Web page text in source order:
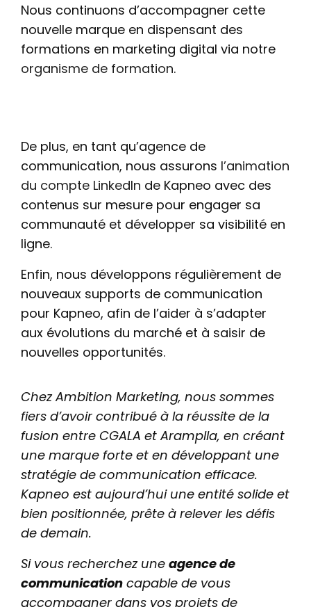
Nous continuons d’accompagner cette
nouvelle marque en dispensant des
formations en marketing digital via notre
organisme de formation.
De plus, en tant qu’agence de
communication, nous assurons l’animation
du compte LinkedIn de Kapneo avec des
contenus sur mesure pour engager sa
communauté et développer sa visibilité en
ligne.
Enfin, nous développons régulièrement de
nouveaux supports de communication
pour Kapneo, afin de l’aider à s’adapter
aux évolutions du marché et à saisir de
nouvelles opportunités.
Chez Ambition Marketing, nous sommes
fiers d’avoir contribué à la réussite de la
fusion entre CGALA et Aramplla, en créant
une marque forte et en développant une
stratégie de communication efficace.
Kapneo est aujourd’hui une entité solide et
bien positionnée, prête à relever les défis
de demain.
Si vous recherchez une agence de
communication capable de vous
accompagner dans vos projets de